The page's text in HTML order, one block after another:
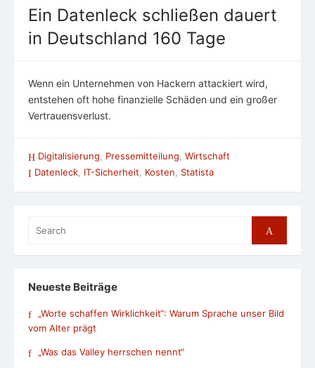
Ein Datenleck schließen dauert
in Deutschland 160 Tage
Wenn ein Unternehmen von Hackern attackiert wird,
entstehen oft hohe finanzielle Schäden und ein großer
Vertrauensverlust.
Digitalisierung Pressemitteilung Wirtschaft
Datenleck IT-Sicherheit Kosten Statista
for:
Search
Neueste Beiträge
„Worte schaffen Wirklichkeit“: Warum Sprache unser Bild
vom Alter prägt
„Was das Valley herrschen nennt“